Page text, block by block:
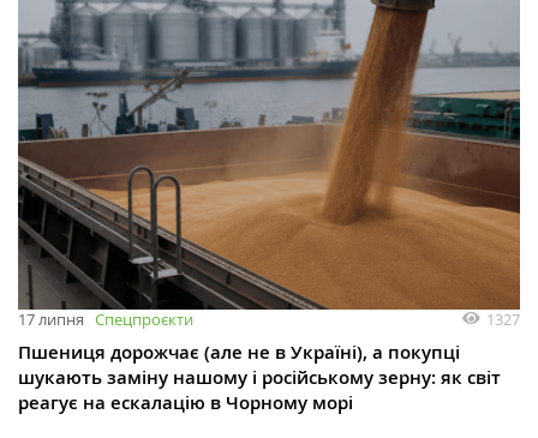
17 липня Спецпроєкти 1327
Пшениця дорожчає (але не в Україні), а покупці
шукають заміну нашому і російському зерну: як світ
реагує на ескалацію в Чорному морі